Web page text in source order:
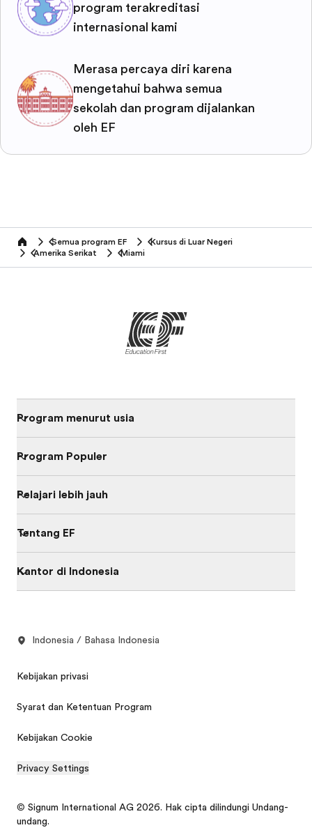
program terakreditasi
internasional kami
Merasa percaya diri karena
mengetahui bahwa semua
sekolah dan program dijalankan
oleh EF
home Semua program EF
Kursus di Luar Negeri
Amerika Serikat
Miami
Program menurut usia
Program Populer
Pelajari lebih jauh
Tentang EF
Kantor di Indonesia
Indonesia / Bahasa Indonesia
Kebijakan privasi
Syarat dan Ketentuan Program
Kebijakan Cookie
Privacy Settings
© Signum International AG 2026. Hak cipta dilindungi Undang-
undang.